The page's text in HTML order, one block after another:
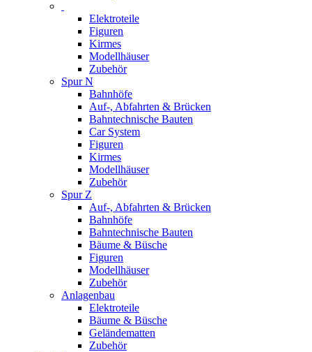
Elektroteile
Figuren
Kirmes
Modellhäuser
Zubehör
Spur N
Bahnhöfe
Auf-, Abfahrten & Brücken
Bahntechnische Bauten
Car System
Figuren
Kirmes
Modellhäuser
Zubehör
Spur Z
Auf-, Abfahrten & Brücken
Bahnhöfe
Bahntechnische Bauten
Bäume & Büsche
Figuren
Modellhäuser
Zubehör
Anlagenbau
Elektroteile
Bäume & Büsche
Geländematten
Zubehör